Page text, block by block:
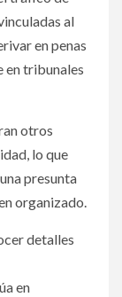
al
en penas
en tribunales
otros
lo que
presunta
organizado.
detalles
en